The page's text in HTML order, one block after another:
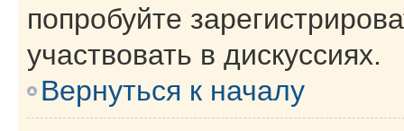
попробуйте
участвовать в дискуссиях.
Вернуться к началу